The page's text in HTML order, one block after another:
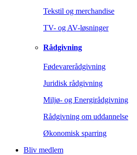
Tekstil og merchandise
TV- og AV-løsninger
Rådgivning
Fødevarerådgivning
Juridisk rådgivning
Miljø- og Energirådgivning
Rådgivning om uddannelse
Økonomisk sparring
Bliv medlem